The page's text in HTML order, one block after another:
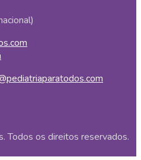
Todos os direitos reservados.